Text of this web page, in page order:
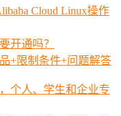
Cloud Linux操作
开通吗？
+限制条件+问题解答
个人、学生和企业专